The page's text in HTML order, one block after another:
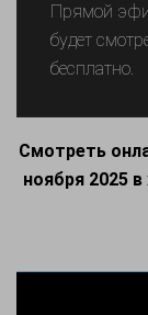
Прямой
будет
бесплатно.
Смотреть
ноября 2025